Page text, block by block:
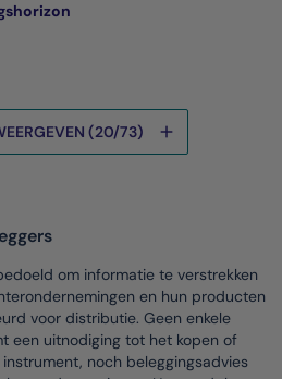
(20/73)
om informatie te verstrekken
en hun producten
voor distributie. Geen enkele
een uitnodiging tot het kopen of
noch beleggingsadvies